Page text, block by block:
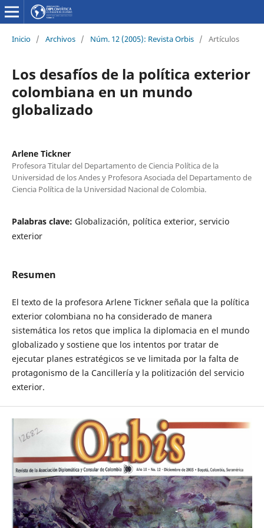
Inicio / Archivos / Núm. 12 (2005): Revista Orbis / Artículos
Los desafíos de la política exterior
colombiana en un mundo
globalizado
Arlene Tickner
Profesora Titular del Departamento de Ciencia Política de la
Universidad de los Andes y Profesora Asociada del Departamento de
Ciencia Política de la Universidad Nacional de Colombia.
Palabras clave: Globalización, política exterior, servicio
exterior
Resumen
El texto de la profesora Arlene Tickner señala que la política
exterior colombiana no ha considerado de manera
sistemática los retos que implica la diplomacia en el mundo
globalizado y sostiene que los intentos por tratar de
ejecutar planes estratégicos se ve limitada por la falta de
protagonismo de la Cancillería y la politización del servicio
exterior.